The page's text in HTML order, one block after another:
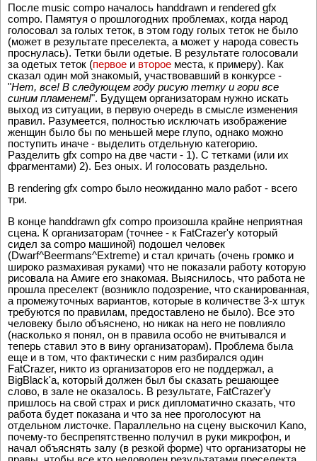
После music compo началось handdrawn и rendered gfx
compo. Памятуя о прошлогодних проблемах, когда народ
голосовал за голых теток, в этом году голых теток не было
(может в результате преселекта, а может у народа совесть
проснулась). Тетки были одетые. В результате голосовали
за одетых теток (первое и второе места, к примеру). Как
сказал один мой знакомый, участвовавший в конкурсе -
"Нет, все! В следующем году рисую тетку и гори все
синим пламенем!". Будущем организаторам нужно искать
выход из ситуации, в первую очередь в смысле изменения
правил. Разумеется, полностью исключать изображение
женщин было бы по меньшей мере глупо, однако можно
поступить иначе - выделить отдельную категорию.
Разделить gfx compo на две части - 1). С тетками (или их
фрагментами) 2). Без оных. И голосовать раздельно.
В rendering gfx compo было неожиданно мало работ - всего
три.
В конце handdrawn gfx compo произошла крайне неприятная
сцена. К организаторам (точнее - к FatCrazer'y который
сидел за compo машиной) подошел человек
(Dwarf^Beermans^Extreme) и стал кричать (очень громко и
широко размахивая руками) что не показали работу которую
рисовала на Амиге его знакомая. Выяснилось, что работа не
прошла преселект (возникло подозрение, что сканированная,
а промежуточных вариантов, которые в количестве 3-х штук
требуются по правилам, предоставлено не было). Все это
человеку было объяснено, но никак на него не повлияло
(насколько я понял, он в правила особо не вчитывался и
теперь ставил это в вину организаторам). Проблема была
еще и в том, что фактически с ним разбирался один
FatCrazer, никто из организаторов его не поддержал, а
BigBlack'a, который должен был бы сказать решающее
слово, в зале не оказалось. В результате, FatCrazer'y
пришлось на свой страх и риск дипломатично сказать, что
работа будет показана и что за нее проголосуют на
отдельном листочке. Параллельно на сцену выскочил Kano,
почему-то беспрепятственно получил в руки микрофон, и
начал объяснять залу (в резкой форме) что организаторы не